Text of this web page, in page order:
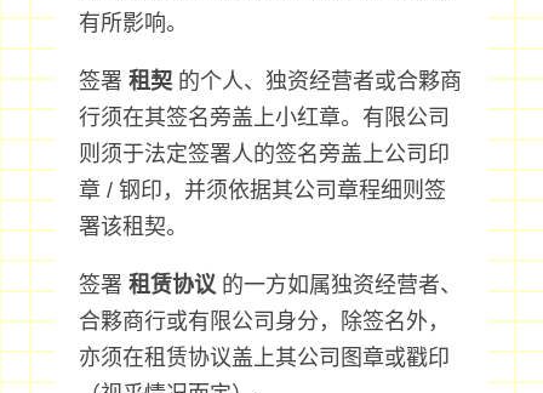
有所影响。
签署 租契的个人、独资经营者或合夥商
行须在其签名旁盖上小红章。有限公司
则须于法定签署人的签名旁盖上公司印
章 / 钢印，并须依据其公司章程细则签
署该租契。
签署 租赁协议的一方如属独资经营者、
合夥商行或有限公司身分，除签名外，
亦须在租赁协议盖上其公司图章或戳印